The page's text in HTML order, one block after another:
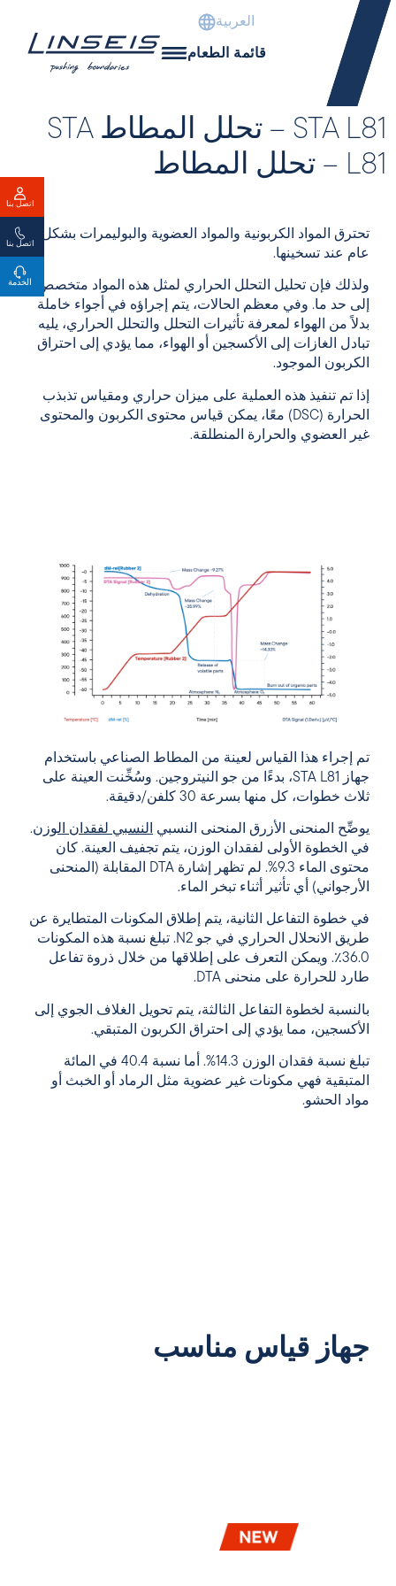
العربية
قائمة الطعام
STA L81 – تحلل المطاط STA
L81 – تحلل المطاط
تحترق المواد الكربونية والمواد العضوية والبوليمرات بشكل
عام عند تسخينها.
ولذلك فإن تحليل التحلل الحراري لمثل هذه المواد متخصص
إلى حد ما. وفي معظم الحالات، يتم إجراؤه في أجواء خاملة
بدلاً من الهواء لمعرفة تأثيرات التحلل والتحلل الحراري، يليه
تبادل الغازات إلى الأكسجين أو الهواء، مما يؤدي إلى احتراق
الكربون الموجود.
إذا تم تنفيذ هذه العملية على ميزان حراري ومقياس تذبذب
الحرارة (DSC) معًا، يمكن قياس محتوى الكربون والمحتوى
غير العضوي والحرارة المنطلقة.
تم إجراء هذا القياس لعينة من المطاط الصناعي باستخدام
جهاز STA L81، بدءًا من جو النيتروجين. وسُخِّنت العينة على
ثلاث خطوات، كل منها بسرعة 30 كلفن/دقيقة.
يوضِّح المنحنى الأزرق المنحنى النسبي النسبي لفقدان الوزن.
في الخطوة الأولى لفقدان الوزن، يتم تجفيف العينة. كان
محتوى الماء 9.3%. لم تظهر إشارة DTA المقابلة (المنحنى
الأرجواني) أي تأثير أثناء تبخر الماء.
في خطوة التفاعل الثانية، يتم إطلاق المكونات المتطايرة عن
طريق الانحلال الحراري في جو N2. تبلغ نسبة هذه المكونات
36.0٪. ويمكن التعرف على إطلاقها من خلال ذروة تفاعل
طارد للحرارة على منحنى DTA.
بالنسبة لخطوة التفاعل الثالثة، يتم تحويل الغلاف الجوي إلى
الأكسجين، مما يؤدي إلى احتراق الكربون المتبقي.
تبلغ نسبة فقدان الوزن 14.3%. أما نسبة 40.4 في المائة
المتبقية فهي مكونات غير عضوية مثل الرماد أو الخبث أو
مواد الحشو.
جهاز قياس مناسب
اتصل بنا
اتصل بنا
الخدمة